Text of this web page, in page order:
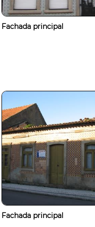
Fachada principal
Fachada principal